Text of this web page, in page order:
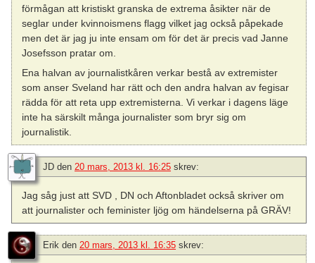
förmågan att kristiskt granska de extrema åsikter när de
seglar under kvinnoismens flagg vilket jag också påpekade
men det är jag ju inte ensam om för det är precis vad Janne
Josefsson pratar om.
Ena halvan av journalistkåren verkar bestå av extremister
som anser Sveland har rätt och den andra halvan av fegisar
rädda för att reta upp extremisterna. Vi verkar i dagens läge
inte ha särskilt många journalister som bryr sig om
journalistik.
JD den 20 mars, 2013 kl. 16:25 skrev:
Jag såg just att SVD , DN och Aftonbladet också skriver om
att journalister och feminister ljög om händelserna på GRÄV!
Erik den 20 mars, 2013 kl. 16:35 skrev: